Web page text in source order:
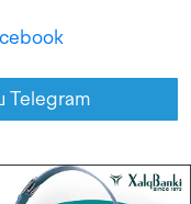
Telegram